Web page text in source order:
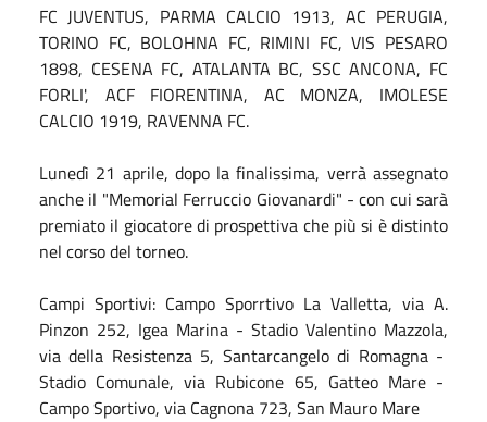
FC JUVENTUS, PARMA CALCIO 1913, AC PERUGIA,
TORINO FC, BOLOHNA FC, RIMINI FC, VIS PESARO
1898, CESENA FC, ATALANTA BC, SSC ANCONA, FC
FORLI', ACF FIORENTINA, AC MONZA, IMOLESE
CALCIO 1919, RAVENNA FC.
Lunedì 21 aprile, dopo la finalissima, verrà assegnato
anche il "Memorial Ferruccio Giovanardi" - con cui sarà
premiato il giocatore di prospettiva che più si è distinto
nel corso del torneo.
Campi Sportivi: Campo Sporrtivo La Valletta, via A.
Pinzon 252, Igea Marina - Stadio Valentino Mazzola,
via della Resistenza 5, Santarcangelo di Romagna -
Stadio Comunale, via Rubicone 65, Gatteo Mare -
Campo Sportivo, via Cagnona 723, San Mauro Mare